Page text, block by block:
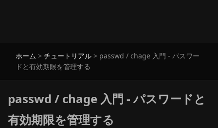
ホーム > チュートリアル > passwd / chage 入門 - パスワー
ドと有効期限を管理する
passwd / chage 入門 - パスワードと
有効期限を管理する